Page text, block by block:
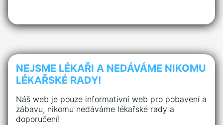
NEJSME LÉKAŘI A NEDÁVÁME NIKOMU
LÉKAŘSKÉ RADY!
Náš web je pouze informativní web pro pobavení a
zábavu, nikomu nedáváme lékařské rady a
doporučení!